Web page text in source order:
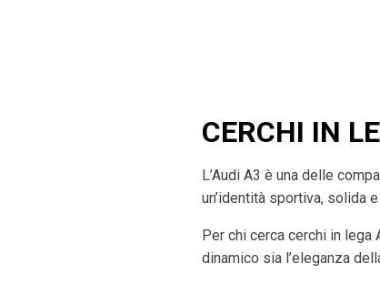
CERCHI IN
L’Audi A3 è una delle
un’identità sportiva, solida
Per chi cerca cerchi in lega
dinamico sia l’eleganza